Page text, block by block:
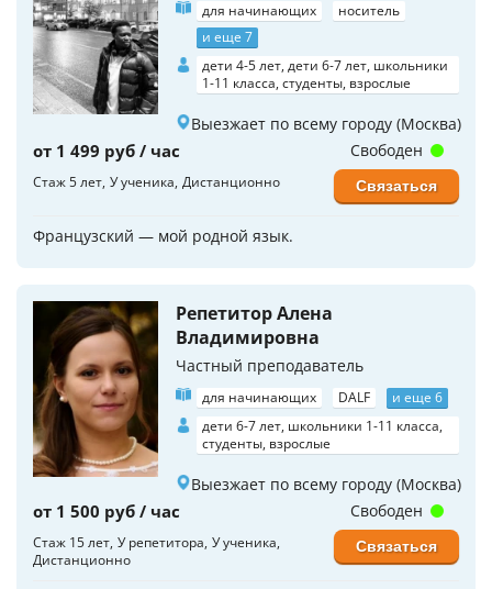
для начинающих
носитель
и еще 7
дети 4-5 лет, дети 6-7 лет, школьники
1-11 класса, студенты, взрослые
Выезжает по всему городу (Москва)
от 1 499 руб / час
Стаж 5 лет У ученика Дистанционно
Французский — мой родной язык.
Свободен
Связаться
Репетитор Алена
Владимировна
Частный преподаватель
для начинающих DALF
и еще 6
дети 6-7 лет, школьники 1-11 класса,
студенты, взрослые
Выезжает по всему городу (Москва)
от 1 500 руб / час
Стаж 15 лет У репетитора У ученика
Дистанционно
Свободен
Связаться